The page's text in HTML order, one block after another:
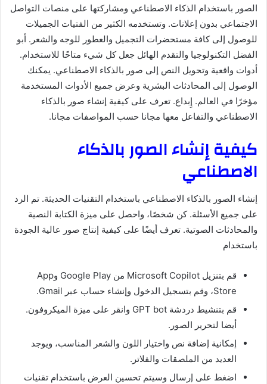
الصور باستخدام الذكاء الاصطناعي ومشاركتها على منصات التواصل
الاجتماعي بدون إعلانات. وتستخدمه الكثير من الفتيات الجميلات
للوصول إلى كافة مستحضرات التجميل والعطور للوجه والشعر. أبو
الفضل التكنولوجيا والتقدم الهائل جعل كل شيء متاحًا للاستخدام.
أدوات واقعية وتحويل النص إلى صور بالذكاء الاصطناعي. يمكنك
الوصول إلى المحادثات البشرية وعرض جميع الأدوات المستخدمة
مؤخرًا في العالم. إِبداع. تعرف على كيفية إنشاء صور بالذكاء
الاصطناعي والتفاعل معها مجانا حسب المواصفات مجانا.
كيفية إنشاء الصور بالذكاء
الاصطناعي
إنشاء الصور بالذكاء الاصطناعي باستخدام التقنيات الحديثة. تم الرد
على جميع الأسئلة. كن شخصًا، واحصل على ميزة الكتابة النصية
والمحادثات الصوتية. تعرف أيضًا على كيفية إنتاج صور عالية الجودة
باستخدام
قم بتنزيل Microsoft Copilot من Google Play وApp
Store، وقم بتسجيل الدخول وإنشاء حساب عبر Gmail.
قم بتنشيط دردشة GPT bot وانقر على ميزة الميكروفون.
أيضا لتحرير الصور.
إمكانية إضافة نص واختيار اللون والشعر المناسب، ويوجد
العديد من الملصقات والفلاتر.
اضغط على إرسال وسيتم تحسين العرض باستخدام تقنيات